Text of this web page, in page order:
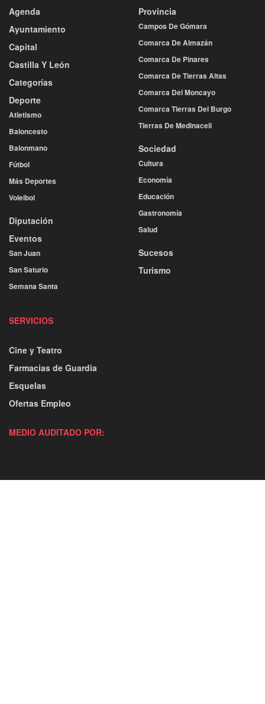
Agenda
Ayuntamiento
Capital
Castilla Y León
Categorías
Deporte
Atletismo
Baloncesto
Balonmano
Fútbol
Más Deportes
Voleibol
Diputación
Eventos
San Juan
San Saturio
Semana Santa
Provincia
Campos De Gómara
Comarca De Almazán
Comarca De Pinares
Comarca De Tierras Altas
Comarca Del Moncayo
Comarca Tierras Del Burgo
Tierras De Medinaceli
Sociedad
Cultura
Economía
Educación
Gastronomía
Salud
Sucesos
Turismo
SERVICIOS
Cine y Teatro
Farmacias de Guardia
Esquelas
Ofertas Empleo
MEDIO AUDITADO POR: